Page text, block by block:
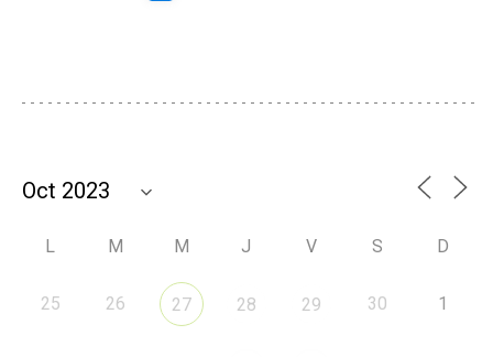
L M M J V S D
25 26 27 28 29 30 1